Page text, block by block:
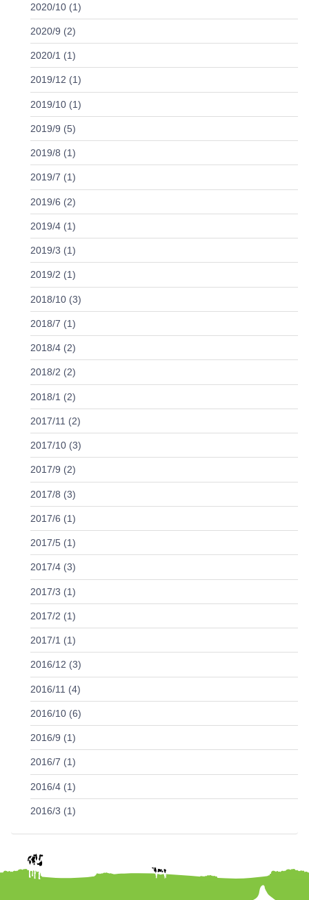
2020/10 (1)
2020/9 (2)
2020/1 (1)
2019/12 (1)
2019/10 (1)
2019/9 (5)
2019/8 (1)
2019/7 (1)
2019/6 (2)
2019/4 (1)
2019/3 (1)
2019/2 (1)
2018/10 (3)
2018/7 (1)
2018/4 (2)
2018/2 (2)
2018/1 (2)
2017/11 (2)
2017/10 (3)
2017/9 (2)
2017/8 (3)
2017/6 (1)
2017/5 (1)
2017/4 (3)
2017/3 (1)
2017/2 (1)
2017/1 (1)
2016/12 (3)
2016/11 (4)
2016/10 (6)
2016/9 (1)
2016/7 (1)
2016/4 (1)
2016/3 (1)